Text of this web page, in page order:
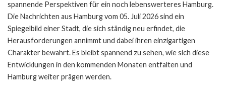
spannende Perspektiven für ein noch lebenswerteres Hamburg.
Die Nachrichten aus Hamburg vom 05. Juli 2026 sind ein
Spiegelbild einer Stadt, die sich ständig neu erfindet, die
Herausforderungen annimmt und dabei ihren einzigartigen
Charakter bewahrt. Es bleibt spannend zu sehen, wie sich diese
Entwicklungen in den kommenden Monaten entfalten und
Hamburg weiter prägen werden.